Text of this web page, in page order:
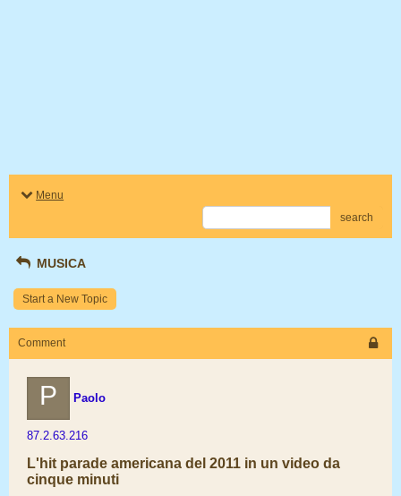
Menu
search
MUSICA
Start a New Topic
Comment
P Paolo
87.2.63.216
L'hit parade americana del 2011 in un video da
cinque minuti